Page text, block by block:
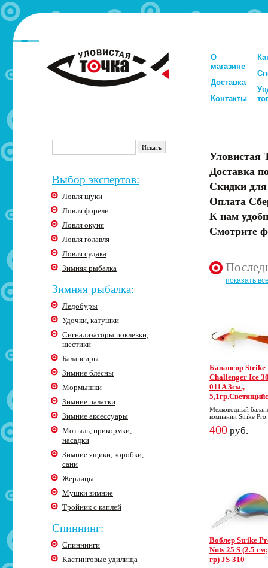
О
магазине
Доставка
Контакты
Выбор экспертов:
Ловля щуки
Ловля форели
Ловля окуня
Ловля голавля
Ловля судака
Зимняя рыбалка
Зимняя рыбалка:
Ледобуры
Удочки, катушки
Сигнализаторы поклевки,
шестики
Балансиры
Зимние блёсны
Мормышки
Зимние палатки
Зимние аксессуары
Мотыль, прикормки,
насадки
Зимние ящики, коробки,
сани
Жерлицы
Мушки зимние
Тройник с каплей
Спиннинг:
Спиннинги
Кастинговые удилища
Уловистая
Доставка
Скидки
Оплата
К нам
Смотрите
показать
Балансир Strike
Challenger Ice
011A 3cм.,
Мелководный
компании Strike Pro.
400 руб.
Воблер Strike
Nuts 25 S (2.5
гр) JS-310